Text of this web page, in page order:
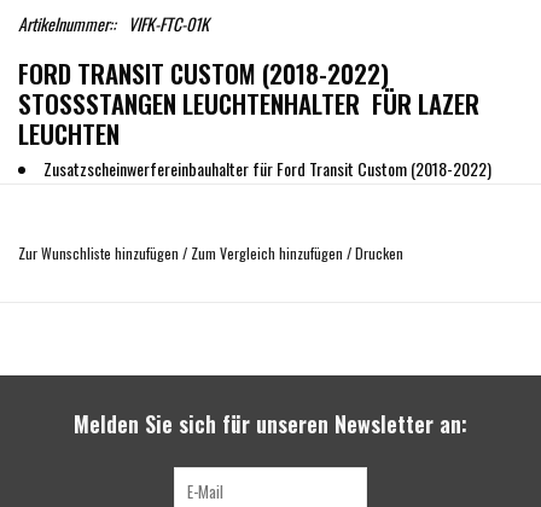
Artikelnummer:: VIFK-FTC-01K
FORD TRANSIT CUSTOM (2018-2022)
STOSSSTANGEN LEUCHTENHALTER FÜR LAZER
LEUCHTEN
Zusatzscheinwerfereinbauhalter für Ford Transit Custom (2018-2022)
Vollkommen robust und sicher, mit zusätzlichem Schutz gegen Diebstahl
Für eine robuste und absolut sichere Zusatzscheinwerferinstallation in
Erstausrüsterqualität wurde der Stoßstangenbefestigungssatz für den Ford
Transit Custom (2018-2022) speziell entwickelt und konstruiert, um nahtlos in
Zur Wunschliste hinzufügen / Zum Vergleich hinzufügen /Drucken
Melden Sie sich für unseren Newsletter an: